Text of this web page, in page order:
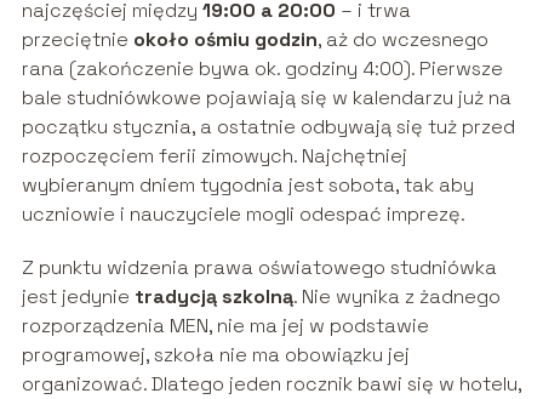
najczęściej między 19:00 a 20:00 – i trwa
przeciętnie około ośmiu godzin, aż do wczesnego
rana (zakończenie bywa ok. godziny 4:00). Pierwsze
bale studniówkowe pojawiają się w kalendarzu już na
początku stycznia, a ostatnie odbywają się tuż przed
rozpoczęciem ferii zimowych. Najchętniej
wybieranym dniem tygodnia jest sobota, tak aby
uczniowie i nauczyciele mogli odespać imprezę.
Z punktu widzenia prawa oświatowego studniówka
jest jedynie tradycją szkolną. Nie wynika z żadnego
rozporządzenia MEN, nie ma jej w podstawie
programowej, szkoła nie ma obowiązku jej
organizować. Dlatego jeden rocznik bawi się w hotelu,